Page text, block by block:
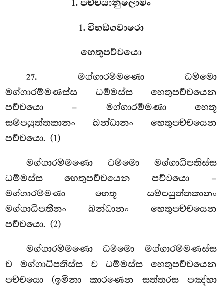
1. පච්චයානුලොමං
1. විභඞ්ගවාරො
හෙතුපච්චයො
27. මග්ගාරම්මණො ධම්මො
මග්ගාරම්මණස්ස ධම්මස්ස හෙතුපච්චයෙන
පච්චයො – මග්ගාරම්මණා හෙතූ
සම්පයුත්තකානං ඛන්ධානං හෙතුපච්චයෙන
පච්චයො. (1)
මග්ගාරම්මණො ධම්මො මග්ගාධිපතිස්ස
ධම්මස්ස හෙතුපච්චයෙන පච්චයො –
මග්ගාරම්මණා හෙතූ සම්පයුත්තකානං
මග්ගාධිපතීනං ඛන්ධානං හෙතුපච්චයෙන
පච්චයො. (2)
මග්ගාරම්මණො ධම්මො මග්ගාරම්මණස්ස
ච මග්ගාධිපතිස්ස ච ධම්මස්ස හෙතුපච්චයෙන
පච්චයො (ඉමිනා කාරණෙන සත්තරස පඤ්හා